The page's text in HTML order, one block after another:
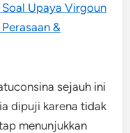
Upaya Virgoun
&
sejauh ini
dipuji karena tidak
menunjukkan